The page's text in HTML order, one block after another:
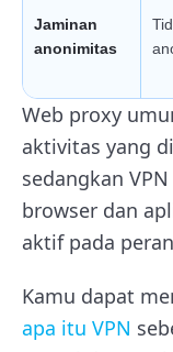
Jaminan
anonimitas
Web proxy
aktivitas yang
sedangkan
browser dan
aktif pada
Kamu dapat
apa itu VPN